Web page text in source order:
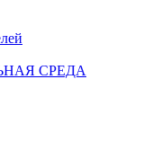
СРЕДА